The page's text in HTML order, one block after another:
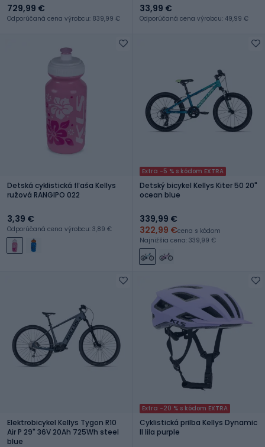
729,99 €
Odporúčaná cena výrobcu: 839,99 €
33,99 €
Odporúčaná cena výrobcu: 49,99 €
Detská cyklistická fľaša Kellys
ružová RANGIPO 022
3,39 €
Odporúčaná cena výrobcu: 3,89 €
Extra -5 % s kódom EXTRA
Detský bicykel Kellys Kiter 50 20"
ocean blue
339,99 €
322,99 €cena s kódom
Najnižšia cena: 339,99 €
Elektrobicykel Kellys Tygon R10
Air P 29" 36V 20Ah 725Wh steel
blue
Extra -20 % s kódom EXTRA
Cyklistická prilba Kellys Dynamic
II lila purple